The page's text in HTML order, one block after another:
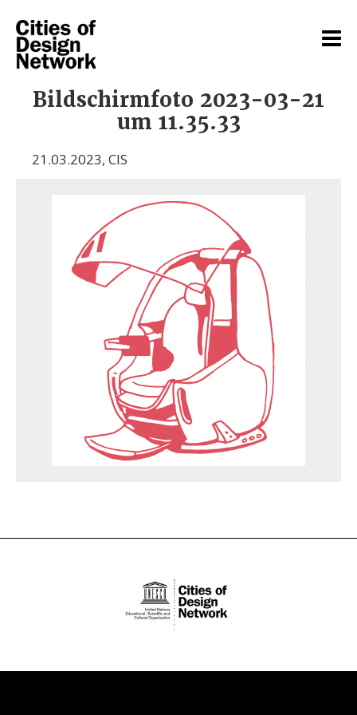
Bildschirmfoto 2023-03-21
um 11.35.33
21.03.2023, CIS